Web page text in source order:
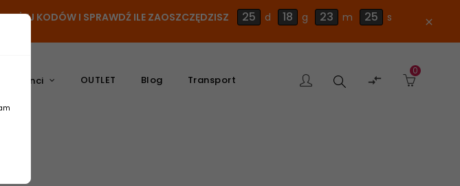
KODÓW I SPRAWDŹ ILE ZAOSZCZĘDZISZ 25 d 18 g 23 m 24 s close
OUTLET Blog Transport Szukaj 
0